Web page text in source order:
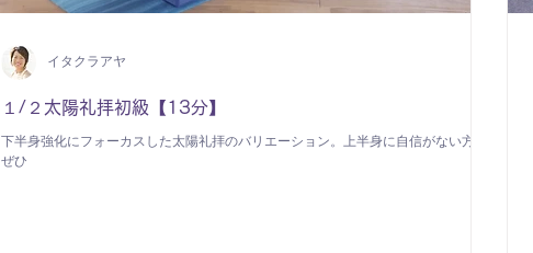
１/２太陽礼拝初級【13分】
下半身強化にフォーカスした太陽礼拝のバリエーション。上半身に自信がない方も
ぜひ
イタクラアヤ